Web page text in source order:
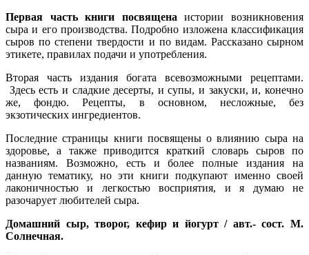
Первая часть книги посвященаистории возникновения
сыра и его производства. Подробно изложена классификация
сыров по степени твердости и по видам. Рассказано сырном
этикете, правилах подачи и употребления.
Вторая часть издания богата всевозможными рецептами.
Здесь есть и сладкие десерты, и супы, и закуски, и, конечно
же, фондю. Рецепты, в основном, несложные, без
экзотических ингредиентов.
Последние страницы книги посвящены о влиянию сыра на
здоровье, а также приводится краткий словарь сыров по
названиям. Возможно, есть и более полные издания на
данную тематику, но эти книги подкупают именно своей
лаконичностью и легкостью восприятия, и я думаю не
разочарует любителей сыра.
Домашний сыр, творог, кефир и йогурт/ авт.- сост. М.
Солнечная.